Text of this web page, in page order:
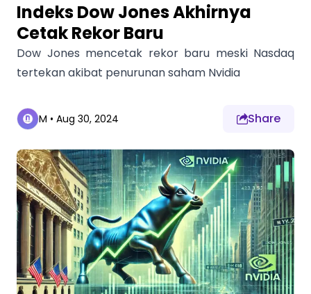
Indeks Dow Jones Akhirnya
Cetak Rekor Baru
Dow Jones mencetak rekor baru meski Nasdaq
tertekan akibat penurunan saham Nvidia
M • Aug 30, 2024 Share